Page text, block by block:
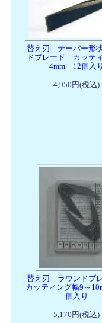
替え刃 テーパー形
ドブレード カッテ
4mm 12個入
4,950円(税込)
替え刃 ラウンドブ
カッティング幅9～
個入り
5,170円(税込)